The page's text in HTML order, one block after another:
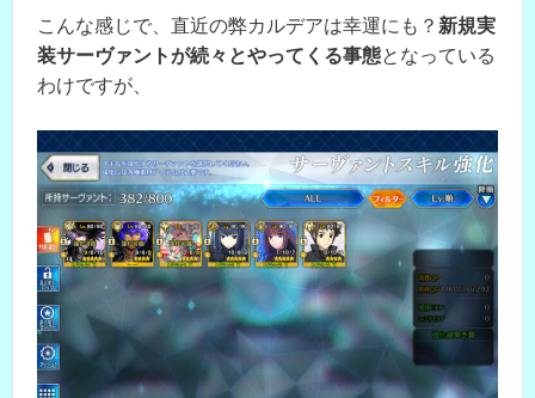
こんな感じで、直近の弊カルデアは幸運にも？ 新規実
装サーヴァントが続々とやってくる事態となっている
わけですが、